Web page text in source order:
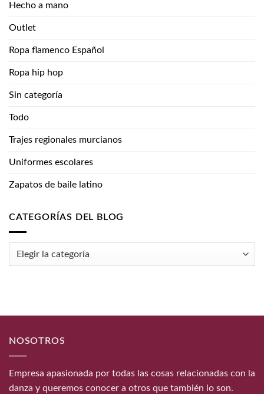
Hecho a mano
Outlet
Ropa flamenco Español
Ropa hip hop
Sin categoría
Todo
Trajes regionales murcianos
Uniformes escolares
Zapatos de baile latino
CATEGORÍAS DEL BLOG
Categorías
NOSOTROS
Empresa apasionada por todas las cosas relacionadas con la
danza y queremos conocer a otros que también lo son.